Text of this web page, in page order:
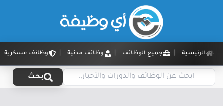
الرئيسية جميع الوظائف وظائف مدنية وظائف عسكرية
بحث